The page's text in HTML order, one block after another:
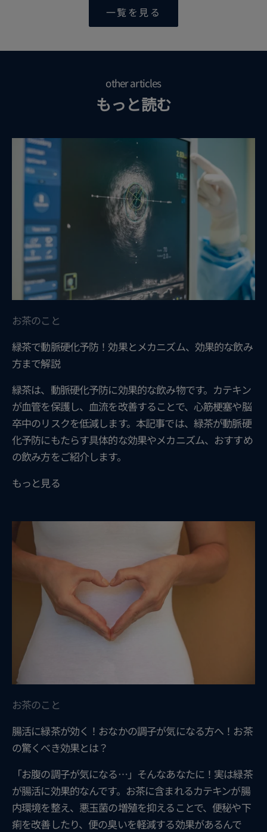
一覧を見る
other articles
もっと読む
お茶のこと
緑茶で動脈硬化予防！効果とメカニズム、効果的な飲み
方まで解説
緑茶は、動脈硬化予防に効果的な飲み物です。カテキン
が血管を保護し、血流を改善することで、心筋梗塞や脳
卒中のリスクを低減します。本記事では、緑茶が動脈硬
化予防にもたらす具体的な効果やメカニズム、おすすめ
の飲み方をご紹介します。
もっと見る
お茶のこと
腸活に緑茶が効く！おなかの調子が気になる方へ！お茶
の驚くべき効果とは？
「お腹の調子が気になる…」そんなあなたに！実は緑茶
が腸活に効果的なんです。お茶に含まれるカテキンが腸
内環境を整え、悪玉菌の増殖を抑えることで、便秘や下
痢を改善したり、便の臭いを軽減する効果があるんで